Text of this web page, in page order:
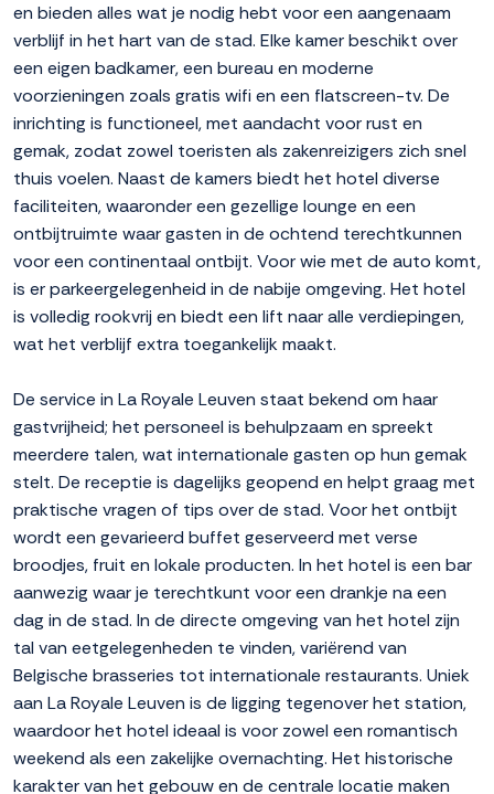
en bieden alles wat je nodig hebt voor een aangenaam
verblijf in het hart van de stad. Elke kamer beschikt over
een eigen badkamer, een bureau en moderne
voorzieningen zoals gratis wifi en een flatscreen-tv. De
inrichting is functioneel, met aandacht voor rust en
gemak, zodat zowel toeristen als zakenreizigers zich snel
thuis voelen. Naast de kamers biedt het hotel diverse
faciliteiten, waaronder een gezellige lounge en een
ontbijtruimte waar gasten in de ochtend terechtkunnen
voor een continentaal ontbijt. Voor wie met de auto komt,
is er parkeergelegenheid in de nabije omgeving. Het hotel
is volledig rookvrij en biedt een lift naar alle verdiepingen,
wat het verblijf extra toegankelijk maakt.
De service in La Royale Leuven staat bekend om haar
gastvrijheid; het personeel is behulpzaam en spreekt
meerdere talen, wat internationale gasten op hun gemak
stelt. De receptie is dagelijks geopend en helpt graag met
praktische vragen of tips over de stad. Voor het ontbijt
wordt een gevarieerd buffet geserveerd met verse
broodjes, fruit en lokale producten. In het hotel is een bar
aanwezig waar je terechtkunt voor een drankje na een
dag in de stad. In de directe omgeving van het hotel zijn
tal van eetgelegenheden te vinden, variërend van
Belgische brasseries tot internationale restaurants. Uniek
aan La Royale Leuven is de ligging tegenover het station,
waardoor het hotel ideaal is voor zowel een romantisch
weekend als een zakelijke overnachting. Het historische
karakter van het gebouw en de centrale locatie maken